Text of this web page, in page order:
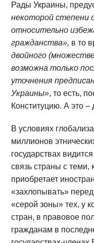
Рады Украины,
некоторой степени
относительно
гражданства», в то
двойного
возможна только
уточнения
Украины», то есть,
Конституцию. А это –
В условиях
миллионов
государствах
связь страны с теми,
приобретает
«захлопывать»
«серой зоны» тех, у
стран, в правовое
гражданам в